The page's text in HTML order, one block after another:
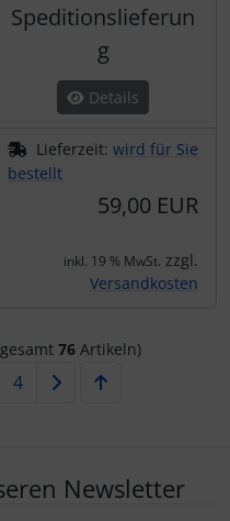
Speditionslieferun
g
Details
Lieferzeit: wird für Sie
bestellt
59,00 EUR
inkl. 19 % MwSt. zzgl.
Versandkosten
76Artikeln)
4
Newsletter